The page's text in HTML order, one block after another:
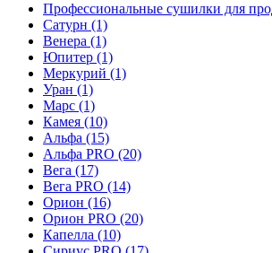
Профессиональные сушилки для
Сатурн (1)
Венера (1)
Юпитер (1)
Меркурий (1)
Уран (1)
Марс (1)
Камея (10)
Альфа (15)
Альфа PRO (20)
Вега (17)
Вега PRO (14)
Орион (16)
Орион PRO (20)
Капелла (10)